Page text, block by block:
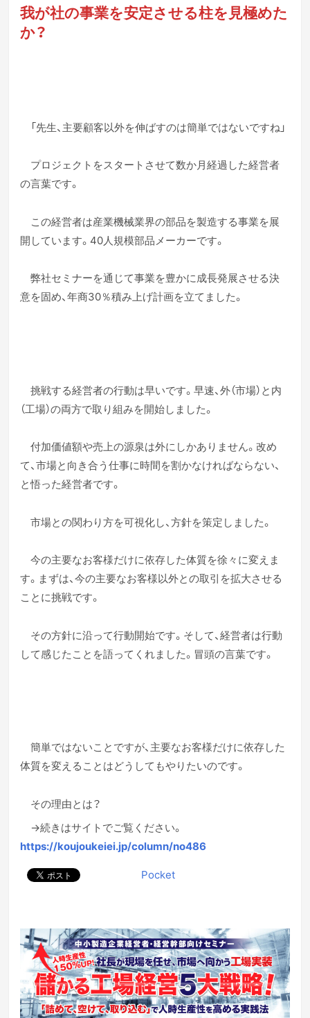
我が社の事業を安定させる柱を見極めた
か？
「先生、主要顧客以外を伸ばすのは簡単ではないですね」
プロジェクトをスタートさせて数か月経過した経営者
の言葉です。
この経営者は産業機械業界の部品を製造する事業を展
開しています。40人規模部品メーカーです。
弊社セミナーを通じて事業を豊かに成長発展させる決
意を固め、年商30％積み上げ計画を立てました。
挑戦する経営者の行動は早いです。早速、外（市場）と内
（工場）の両方で取り組みを開始しました。
付加価値額や売上の源泉は外にしかありません。改め
て、市場と向き合う仕事に時間を割かなければならない、
と悟った経営者です。
市場との関わり方を可視化し、方針を策定しました。
今の主要なお客様だけに依存した体質を徐々に変えま
す。まずは、今の主要なお客様以外との取引を拡大させる
ことに挑戦です。
その方針に沿って行動開始です。そして、経営者は行動
して感じたことを語ってくれました。冒頭の言葉です。
簡単ではないことですが、主要なお客様だけに依存した
体質を変えることはどうしてもやりたいのです。
その理由とは？
→続きはサイトでご覧ください。
https://koujoukeiei.jp/column/no486
Pocket